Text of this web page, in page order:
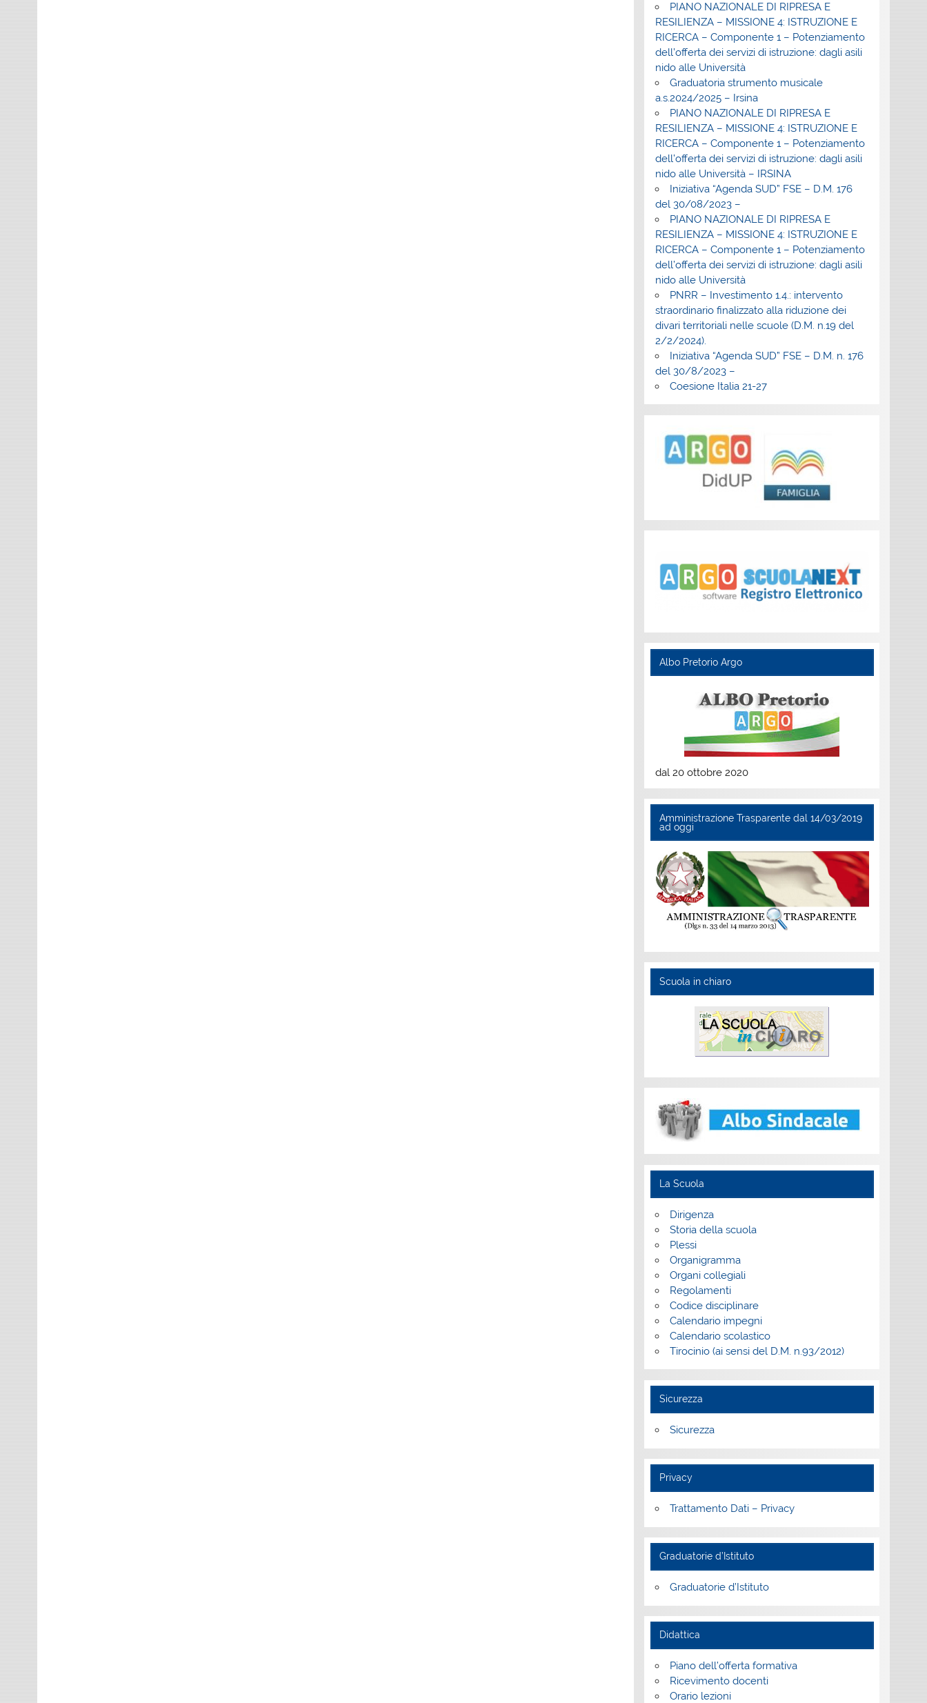
PIANO NAZIONALE DI RIPRESA E
RESILIENZA – MISSIONE 4: ISTRUZIONE E
RICERCA – Componente 1 – Potenziamento
dell’offerta dei servizi di istruzione: dagli asili
nido alle Università
Graduatoria strumento musicale
a.s.2024/2025 – Irsina
PIANO NAZIONALE DI RIPRESA E
RESILIENZA – MISSIONE 4: ISTRUZIONE E
RICERCA – Componente 1 – Potenziamento
dell’offerta dei servizi di istruzione: dagli asili
nido alle Università – IRSINA
Iniziativa “Agenda SUD” FSE – D.M. 176
del 30/08/2023 –
PIANO NAZIONALE DI RIPRESA E
RESILIENZA – MISSIONE 4: ISTRUZIONE E
RICERCA – Componente 1 – Potenziamento
dell’offerta dei servizi di istruzione: dagli asili
nido alle Università
PNRR – Investimento 1.4.: intervento
straordinario finalizzato alla riduzione dei
divari territoriali nelle scuole (D.M. n.19 del
2/2/2024).
Iniziativa “Agenda SUD” FSE – D.M. n. 176
del 30/8/2023 –
Coesione Italia 21-27
Albo Pretorio Argo
dal 20 ottobre 2020
Amministrazione Trasparente dal 14/03/2019
ad oggi
Scuola in chiaro
La Scuola
Dirigenza
Storia della scuola
Plessi
Organigramma
Organi collegiali
Regolamenti
Codice disciplinare
Calendario impegni
Calendario scolastico
Tirocinio (ai sensi del D.M. n.93/2012)
Sicurezza
Sicurezza
Privacy
Trattamento Dati – Privacy
Graduatorie d’Istituto
Graduatorie d’Istituto
Didattica
Piano dell’offerta formativa
Ricevimento docenti
Orario lezioni